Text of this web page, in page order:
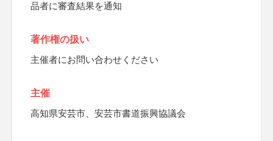
品者に審査結果を通知
著作権の扱い
主催者にお問い合わせください
主催
高知県安芸市、安芸市書道振興協議会